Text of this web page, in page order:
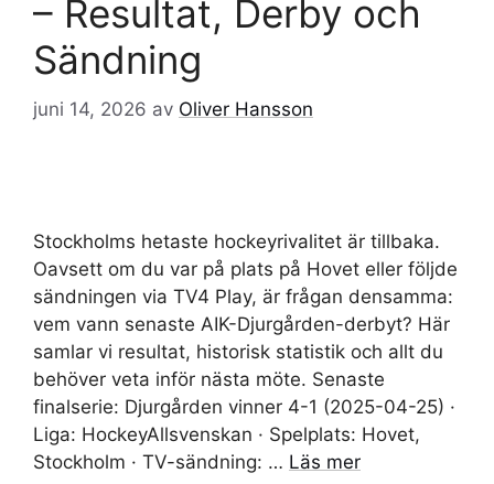
– Resultat, Derby och
Sändning
juni 14, 2026 av Oliver Hansson
Stockholms hetaste hockeyrivalitet är tillbaka.
Oavsett om du var på plats på Hovet eller följde
sändningen via TV4 Play, är frågan densamma:
vem vann senaste AIK-Djurgården-derbyt? Här
samlar vi resultat, historisk statistik och allt du
behöver veta inför nästa möte. Senaste
finalserie: Djurgården vinner 4-1 (2025-04-25) ·
Liga: HockeyAllsvenskan · Spelplats: Hovet,
Stockholm · TV-sändning: … Läs mer